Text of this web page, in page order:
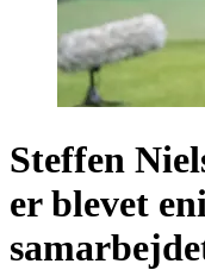
Steffen
er blevet